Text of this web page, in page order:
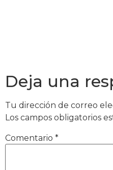
Deja una
Tu dirección de correo
Los campos obligatorios
Comentario *